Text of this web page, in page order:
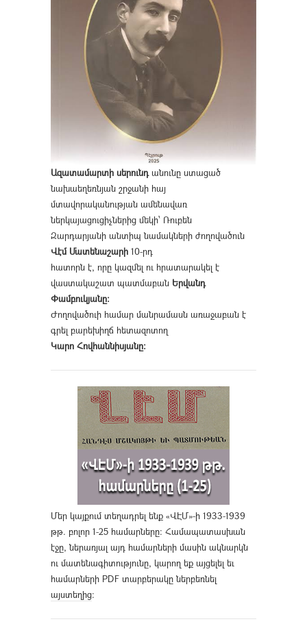
Ազատամարտի սերունդանունը ստացած
նախաեղեռնյան շրջանի հայ
մտավորականության ամենավառ
ներկայացուցիչներից մեկի՝ Ռուբեն
Զարդարյանի անտիպ նամակների ժողովածուն
Վէմ Մատենաշարի 10-րդ
հատորն է, որը կազմել ու հրատարակել է
վաստակաշատ պատմաբան Երվանդ
Փամբուկյանը։
Ժողովածուի համար մանրամասն առաջաբան է
գրել բարեխիղճ հետազոտող
Կարո Հովհաննիսյանը։
Մեր կայքում տեղադրել ենք «ՎԷՄ»-ի 1933-1939
թթ. բոլոր 1-25 համարները։ Համապատասխան
էջը, ներառյալ այդ համարների մասին ակնարկն
ու մատենագիտությունը, կարող եք այցելել եւ
համարների PDF տարբերակը ներբեռնել
այստեղից։